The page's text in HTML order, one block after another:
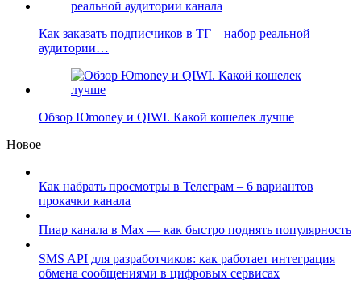
Как заказать подписчиков в ТГ – набор реальной
аудитории…
Обзор Юmoney и QIWI. Какой кошелек лучше
Новое
Как набрать просмотры в Телеграм – 6 вариантов
прокачки канала
Пиар канала в Max — как быстро поднять популярность
SMS API для разработчиков: как работает интеграция
обмена сообщениями в цифровых сервисах